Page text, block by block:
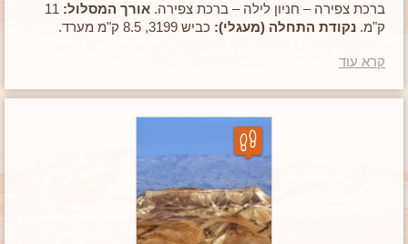
ברכת צפירה – חניון לילה – ברכת צפירה. אורך המסלול: 11
ק"מ. נקודת התחלה (מעגלי): כביש 3199, 8.5 ק"מ מערד.
לברכת צפירה.
קרא עוד